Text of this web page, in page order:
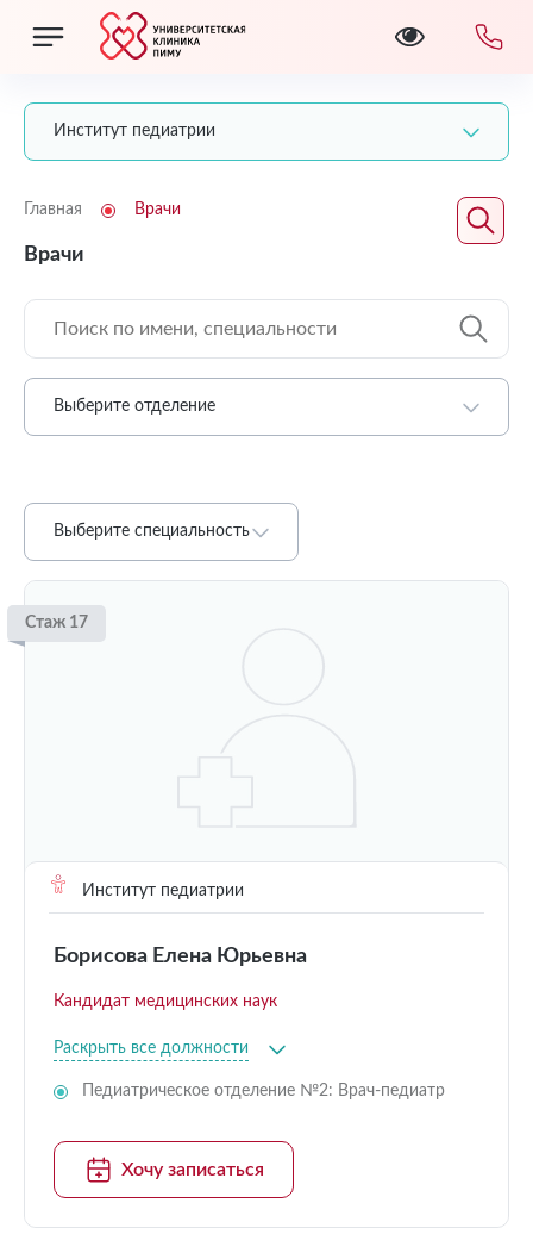
Институт педиатрии
Главная Врачи
Врачи
Выберите отделение
Выберите специальность
Стаж 17
Институт педиатрии
Борисова Елена Юрьевна
Кандидат медицинских наук
Раскрыть все должности
Педиатрическое отделение №2: Врач-педиатр
Хочу записаться